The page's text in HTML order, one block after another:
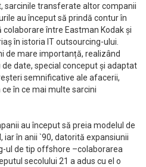
sarcinile transferate altor companii
au început să prindă contur în
între Eastman Kodak și
în istoria IT outsourcing-ului.
de mare importanță, realizând
date, special conceput și adaptat
semnificative ale afacerii,
în ce mai multe sarcini
au început să preia modelul de
iar în anii `90, datorită expansiunii
ul de tip offshore –colaborarea
secolului 21 a adus cu el o